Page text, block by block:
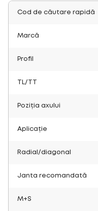
Cod de căutare rapidă
Marcă
Profil
TL/TT
Poziția axului
Aplicație
Radial/diagonal
Janta recomandată
M+S